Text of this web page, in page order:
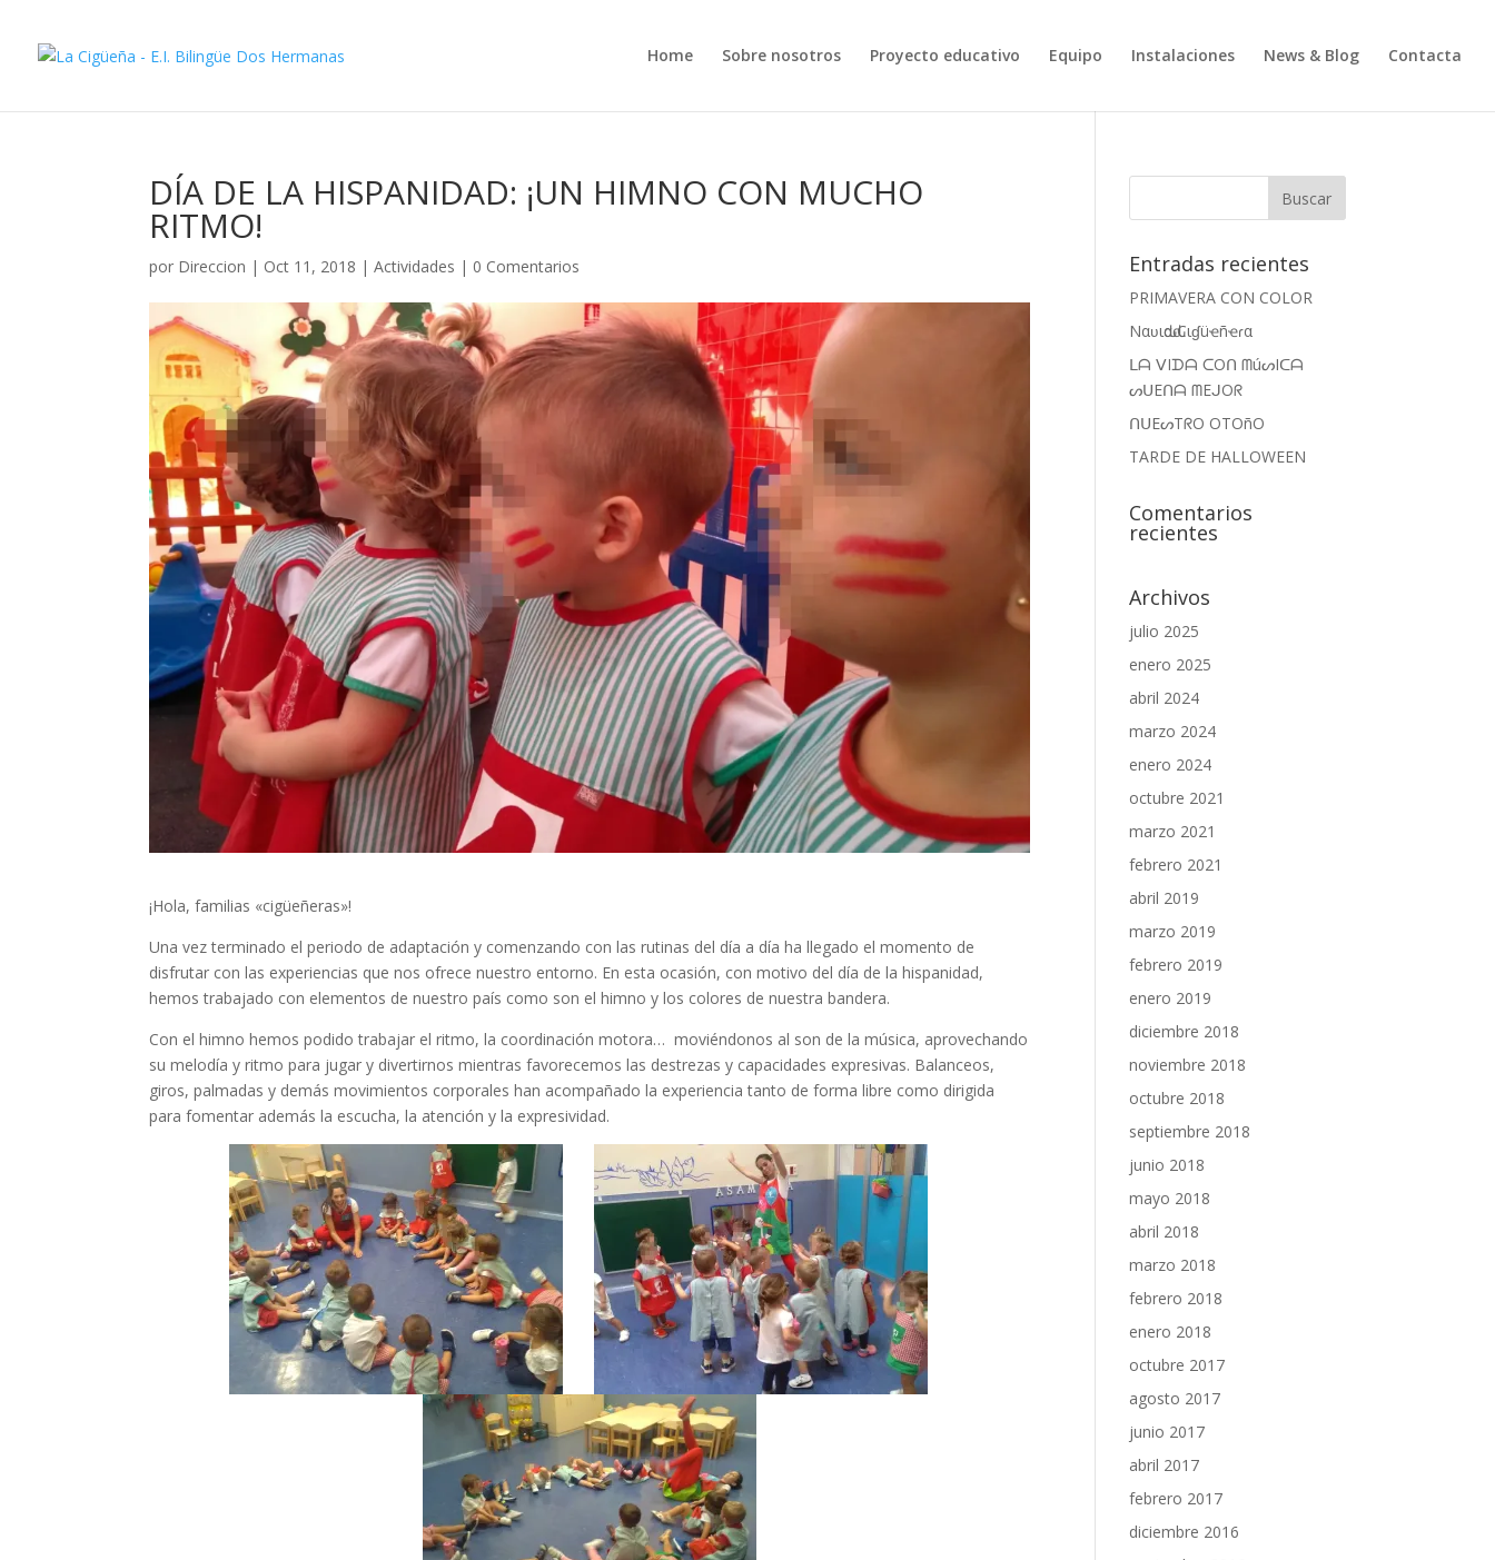
Home Sobre nosotros Proyecto educativo Equipo Instalaciones News & Blog Contacta
DÍA DE LA HISPANIDAD: ¡UN HIMNO CON MUCHO
RITMO!
por Direccion | Oct 11, 2018 |Actividades | 0 Comentarios
¡Hola, familias «cigüeñeras»!
Una vez terminado el periodo de adaptación y comenzando con las rutinas del día a día ha llegado el momento de
disfrutar con las experiencias que nos ofrece nuestro entorno. En esta ocasión, con motivo del día de la hispanidad,
hemos trabajado con elementos de nuestro país como son el himno y los colores de nuestra bandera.
Con el himno hemos podido trabajar el ritmo, la coordinación motora… moviéndonos al son de la música, aprovechando
su melodía y ritmo para jugar y divertirnos mientras favorecemos las destrezas y capacidades expresivas. Balanceos,
giros, palmadas y demás movimientos corporales han acompañado la experiencia tanto de forma libre como dirigida
para fomentar además la escucha, la atención y la expresividad.
Entradas recientes
PRIMAVERA CON COLOR
Nαʋιԃαԃ Cιɠüҽñҽɾα
ᒪᗩ ᐯIᗪᗩ ᑕOᑎ ᗰúᔕIᑕᗩ
ᔕᑌEᑎᗩ ᗰEᒍOᖇ
ᑎᑌEᔕTᖇO OTOñO
TARDE DE HALLOWEEN
Comentarios
recientes
Archivos
julio 2025
enero 2025
abril 2024
marzo 2024
enero 2024
octubre 2021
marzo 2021
febrero 2021
abril 2019
marzo 2019
febrero 2019
enero 2019
diciembre 2018
noviembre 2018
octubre 2018
septiembre 2018
junio 2018
mayo 2018
abril 2018
marzo 2018
febrero 2018
enero 2018
octubre 2017
agosto 2017
junio 2017
abril 2017
febrero 2017
diciembre 2016